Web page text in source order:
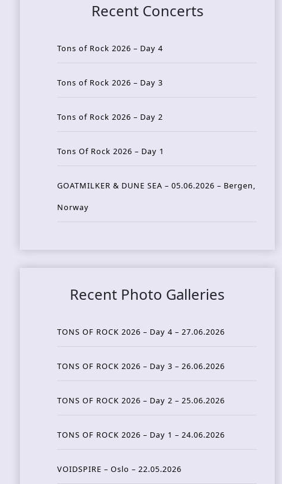
Recent Concerts
Tons of Rock 2026 – Day 4
Tons of Rock 2026 – Day 3
Tons of Rock 2026 – Day 2
Tons Of Rock 2026 – Day 1
GOATMILKER & DUNE SEA – 05.06.2026 – Bergen,
Norway
Recent Photo Galleries
TONS OF ROCK 2026 – Day 4 – 27.06.2026
TONS OF ROCK 2026 – Day 3 – 26.06.2026
TONS OF ROCK 2026 – Day 2 – 25.06.2026
TONS OF ROCK 2026 – Day 1 – 24.06.2026
VOIDSPIRE – Oslo – 22.05.2026